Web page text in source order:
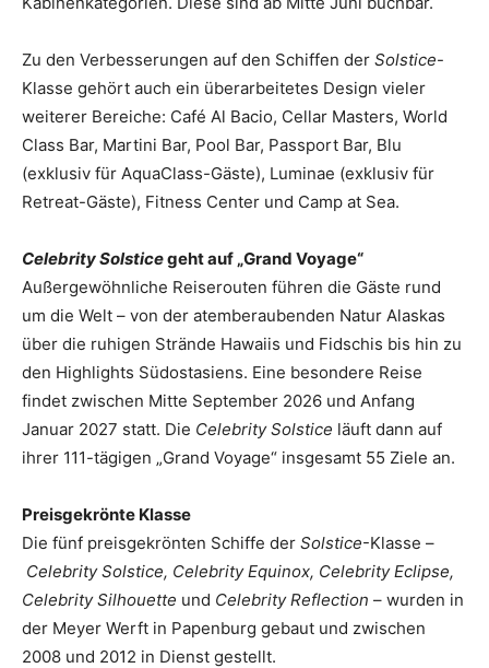
Zu den Verbesserungen auf den Schiffen der Solstice-
Klasse gehört auch ein überarbeitetes Design vieler
weiterer Bereiche: Café Al Bacio, Cellar Masters, World
Class Bar, Martini Bar, Pool Bar, Passport Bar, Blu
(exklusiv für AquaClass-Gäste), Luminae (exklusiv für
Retreat-Gäste), Fitness Center und Camp at Sea.
Celebrity Solsticegeht auf „Grand Voyage“
Außergewöhnliche Reiserouten führen die Gäste rund
um die Welt – von der atemberaubenden Natur Alaskas
über die ruhigen Strände Hawaiis und Fidschis bis hin zu
den Highlights Südostasiens. Eine besondere Reise
findet zwischen Mitte September 2026 und Anfang
Januar 2027 statt. Die Celebrity Solstice läuft dann auf
ihrer 111-tägigen „Grand Voyage“ insgesamt 55 Ziele an.
Preisgekrönte Klasse
Die fünf preisgekrönten Schiffe der Solstice-Klasse –
Celebrity Solstice, Celebrity Equinox, Celebrity Eclipse,
Celebrity Silhouette und Celebrity Reflection – wurden in
der Meyer Werft in Papenburg gebaut und zwischen
2008 und 2012 in Dienst gestellt.